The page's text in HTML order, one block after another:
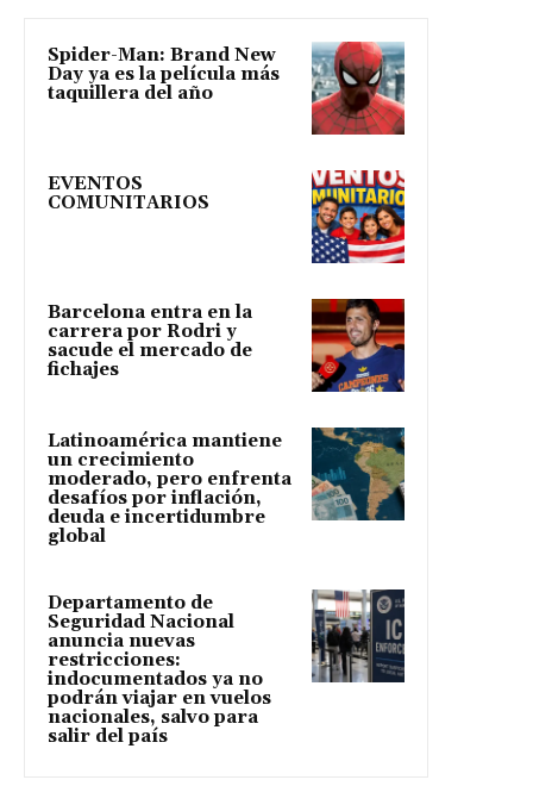
Spider-Man: Brand New
Day ya es la película más
taquillera del año
EVENTOS
COMUNITARIOS
Barcelona entra en la
carrera por Rodri y
sacude el mercado de
fichajes
Latinoamérica mantiene
un crecimiento
moderado, pero enfrenta
desafíos por inflación,
deuda e incertidumbre
global
Departamento de
Seguridad Nacional
anuncia nuevas
restricciones:
indocumentados ya no
podrán viajar en vuelos
nacionales, salvo para
salir del país